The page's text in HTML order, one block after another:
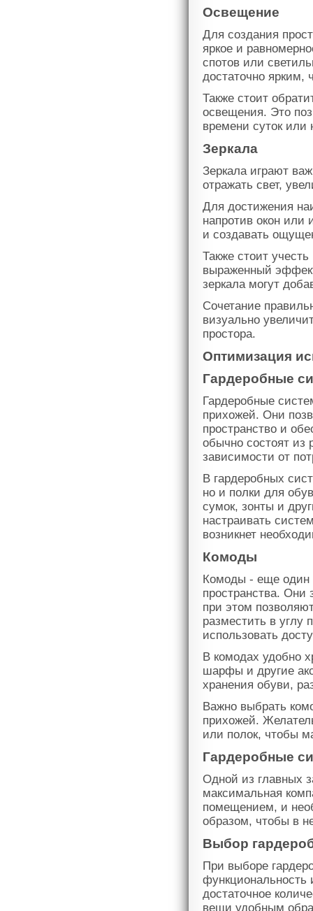
Освещение
Для создания
яркое и
спотов или
достаточно ярким,
Также стоит
освещения. Это
времени суток или
Зеркала
Зеркала играют
отражать свет,
Для достижения
напротив окон или
и создавать
Также стоит
выраженный
зеркала могут
Сочетание
визуально
простора.
Оптимизация
Гардеробные
Гардеробные
прихожей. Они
пространство и
обычно состоят из
зависимости от
В гардеробных
но и полки для
сумок, зонты и
настраивать
возникнет
Комоды
Комоды - еще один
пространства.
при этом
разместить в
использовать
В комодах удобно
шарфы и другие
хранения обуви,
Важно выбрать
прихожей.
или полок, чтобы
Гардеробные
Одной из главных
максимальная
помещением, и
образом, чтобы в
Выбор
При выборе
функциональность
достаточное
вещи удобным